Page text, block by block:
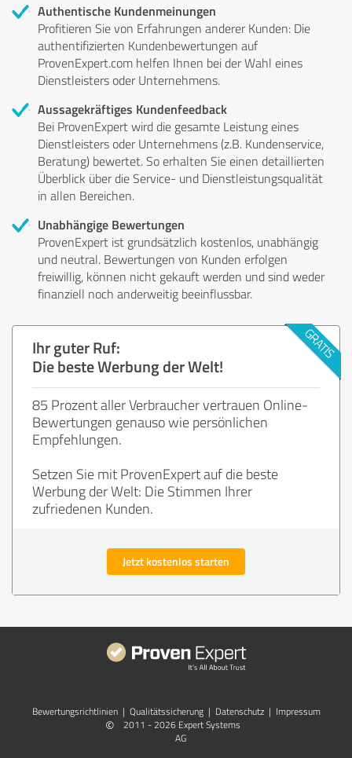
Authentische Kundenmeinungen
Profitieren Sie von Erfahrungen anderer Kunden: Die
authentifizierten Kundenbewertungen auf
ProvenExpert.com helfen Ihnen bei der Wahl eines
Dienstleisters oder Unternehmens.
Aussagekräftiges Kundenfeedback
Bei ProvenExpert wird die gesamte Leistung eines
Dienstleisters oder Unternehmens (z.B. Kundenservice,
Beratung) bewertet. So erhalten Sie einen detaillierten
Überblick über die Service- und Dienstleistungsqualität
in allen Bereichen.
Unabhängige Bewertungen
ProvenExpert ist grundsätzlich kostenlos, unabhängig
und neutral. Bewertungen von Kunden erfolgen
freiwillig, können nicht gekauft werden und sind weder
finanziell noch anderweitig beeinflussbar.
Ihr guter Ruf:
Die beste Werbung der Welt!
85 Prozent aller Verbraucher vertrauen Online-
Bewertungen genauso wie persönlichen
Empfehlungen.
Setzen Sie mit ProvenExpert auf die beste
Werbung der Welt: Die Stimmen Ihrer
zufriedenen Kunden.
Jetzt kostenlos starten
Bewertungs­richtlinien | Qualitätssicherung | Datenschutz | Impressum
©
2011 - 2026 Expert Systems
AG